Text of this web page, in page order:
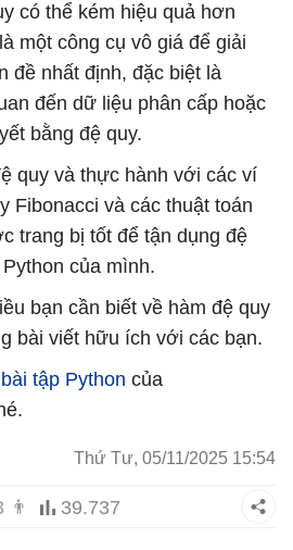
có thể kém hiệu quả hơn
một công cụ vô giá để giải
đề nhất định, đặc biệt là
đến dữ liệu phân cấp hoặc
bằng đệ quy.
quy và thực hành với các ví
Fibonacci và các thuật toán
trang bị tốt để tận dụng đệ
của mình.
bạn cần biết về hàm đệ quy
bài viết hữu ích với các bạn.
tập Python của
Thứ Tư, 05/11/2025 15:54
👨 39.737